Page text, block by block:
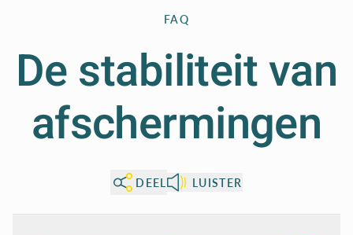
FAQ
De stabiliteit van
afschermingen
DEEL LUISTER